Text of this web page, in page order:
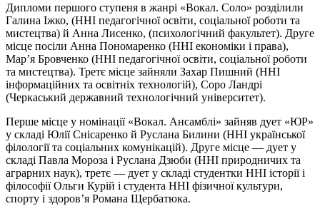
Дипломи першого ступеня в жанрі «Вокал. Соло» розділили
Галина Іжко, (ННІ педагогічної освіти, соціальної роботи та
мистецтва) й Анна Лисенко, (психологічний факультет). Друге
місце посіли Анна Пономаренко (ННІ економіки і права),
Мар’я Бровченко (ННІ педагогічної освіти, соціальної роботи
та мистецтва). Третє місце зайняли Захар Пишний (ННІ
інформаційних та освітніх технологій), Соро Ландрі
(Черкаський державний технологічний університет).
Перше місце у номінації «Вокал. Ансамблі» зайняв дует «ЮР»
у складі Юлії Снісаренко й Руслана Билини (ННІ української
філології та соціальних комунікацій). Друге місце — дует у
складі Павла Мороза і Руслана Дзюби (ННІ природничих та
аграрних наук), третє — дует у складі студентки ННІ історії і
філософії Ольги Курій і студента ННІ фізичної культури,
спорту і здоров’я Романа Щербатюка.